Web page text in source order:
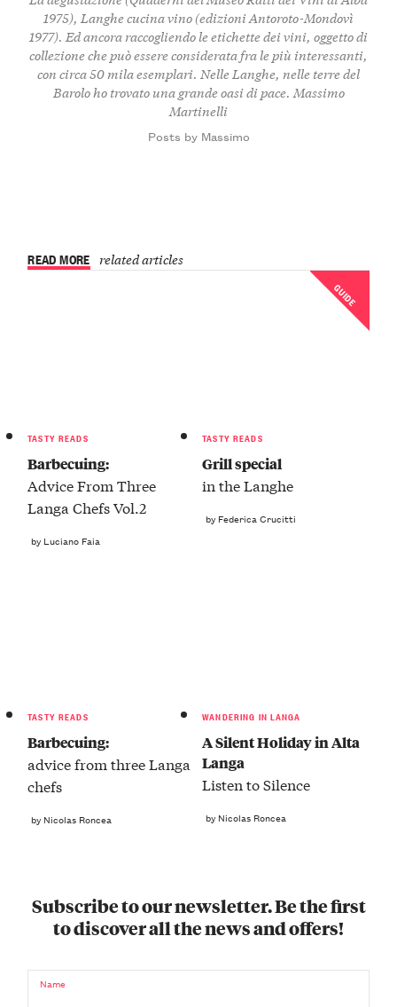
1975), Langhe cucina vino (edizioni Antoroto-Mondovì
1977). Ed ancora raccogliendo le etichette dei vini, oggetto di
collezione che può essere considerata fra le più interessanti,
con circa 50 mila esemplari. Nelle Langhe, nelle terre del
Barolo ho trovato una grande oasi di pace. Massimo
Martinelli
Posts by Massimo
READ MORE related articles
TASTY READS
Barbecuing:
Advice From Three
Langa Chefs Vol.2
by Luciano Faia
GUIDE
TASTY READS
Grill special
in the Langhe
by Federica Crucitti
TASTY READS
Barbecuing:
advice from three Langa
chefs
by Nicolas Roncea
WANDERING IN LANGA
A Silent Holiday in Alta
Langa
Listen to Silence
by Nicolas Roncea
Subscribe to our newsletter. Be the first
to discover all the news and offers!
Name